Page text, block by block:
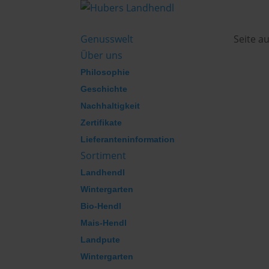
Genusswelt
Über uns
Philosophie
Geschichte
Nachhaltigkeit
Zertifikate
Lieferanteninformation
Sortiment
Landhendl
Wintergarten
Bio-Hendl
Mais-Hendl
Landpute
Wintergarten
Seite